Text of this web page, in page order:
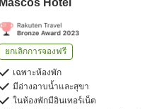
Mascos Hotel
ยกเลิกการจองฟรี
เฉพาะห้องพัก
มีอ่างอาบน้ำและสุขา
ในห้องพักมีอินเทอร์เน็ต